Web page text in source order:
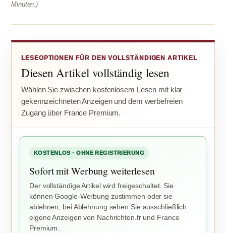
Minuten.)
LESEOPTIONEN FÜR DEN VOLLSTÄNDIGEN ARTIKEL
Diesen Artikel vollständig lesen
Wählen Sie zwischen kostenlosem Lesen mit klar
gekennzeichneten Anzeigen und dem werbefreien
Zugang über France Premium.
KOSTENLOS · OHNE REGISTRIERUNG
Sofort mit Werbung weiterlesen
Der vollständige Artikel wird freigeschaltet. Sie
können Google-Werbung zustimmen oder sie
ablehnen; bei Ablehnung sehen Sie ausschließlich
eigene Anzeigen von Nachrichten.fr und France
Premium.